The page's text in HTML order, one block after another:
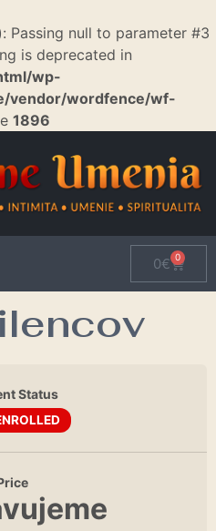
Passing null to parameter #3
is deprecated in
wp-
vendor/wordfence/wf-
1896
0€ 0
Status